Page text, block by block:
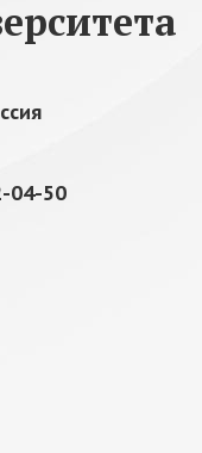
04-50